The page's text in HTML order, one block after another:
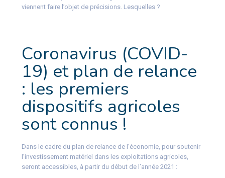
viennent faire l’objet de précisions. Lesquelles ?
Coronavirus (COVID-
19) et plan de relance
: les premiers
dispositifs agricoles
sont connus !
Dans le cadre du plan de relance de l’économie, pour soutenir
l’investissement matériel dans les exploitations agricoles,
seront accessibles, à partir du début de l’année 2021 :